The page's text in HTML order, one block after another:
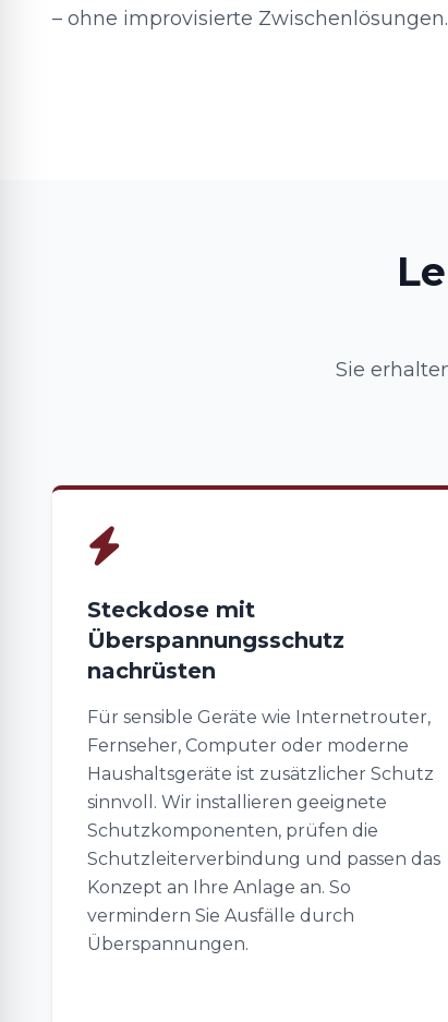
– ohne improvisierte Zwischenlösungen.
Sie
Steckdose mit
Überspannungsschutz
nachrüsten
Für sensible Geräte wie Internetrouter,
Fernseher, Computer oder moderne
Haushaltsgeräte ist zusätzlicher Schutz
sinnvoll. Wir installieren geeignete
Schutzkomponenten, prüfen die
Schutzleiterverbindung und passen das
Konzept an Ihre Anlage an. So
vermindern Sie Ausfälle durch
Überspannungen.